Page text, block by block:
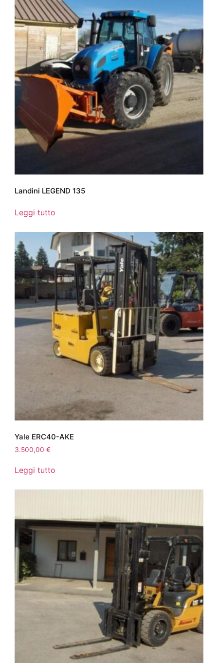
Landini LEGEND 135
Leggi tutto
Yale ERC40-AKE
3.500,00 €
Leggi tutto